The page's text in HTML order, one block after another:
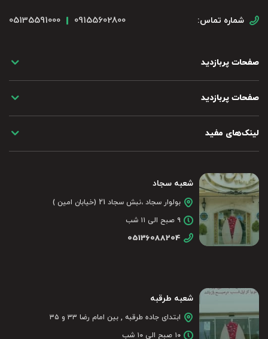
شماره تماس: 09155602800
05135591000
صفحات پربازدید
صفحات پربازدید
لینک‌های مفید
شعبه سجاد
بولوار سجاد ،نبش سجاد 21 (خیابان امین )
۹ صبح الی ۱۱ شب
05136088204
شعبه طرقبه
ابتدای جاده طرقبه , بین امام رضا ۳۳ و ۳۵
۱۰ صبح الی ۱۰ شب